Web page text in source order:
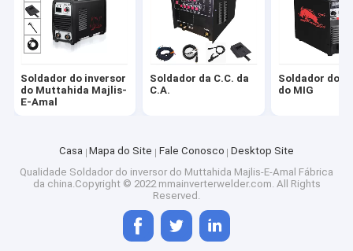
Soldador do inversor
do Muttahida Majlis-
E-Amal
Soldador da C.C. da
C.A.
Soldador do
do MIG
Casa Mapa do Site Fale Conosco Desktop Site
Qualidade Soldador do inversor do Muttahida Majlis-E-Amal Fábrica
da china.Copyright © 2022 mmainverterwelder.com. All Rights
Reserved.